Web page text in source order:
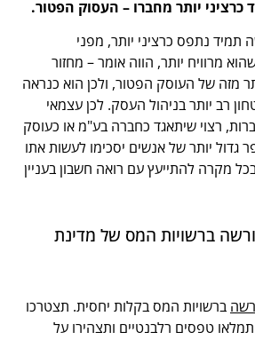
כרציני יותר מחברו – העסוק הפטור.
תמיד נתפס כרציני יותר, מפני
מרוויח יותר, הווה אומר – מחזור
מזה של העוסק הפטור, ולכן הוא כנראה
רב יותר בניהול העסק. לכן עצמאי
רצוי שיתאגד כחברה בע"מ או כעוסק
גדול יותר של אנשים יסכימו לעשות אתו
מקרה להתייעץ עם רואה חשבון בעניין
ברשויות המס של מדינת
ברשויות המס בקלות יחסית. תצטרכו
טפסים רלבנטיים ותצהירו על